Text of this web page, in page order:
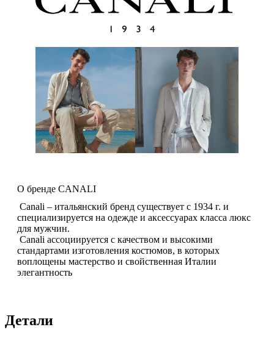
О бренде CANALI
Canali – итальянский бренд существует с 1934 г. и
специализируется на одежде и аксессуарах класса люкс
для мужчин.
Canali ассоциируется с качеством и высокими
стандартами изготовления костюмов, в которых
воплощены мастерство и свойственная Италии
элегантность
Детали